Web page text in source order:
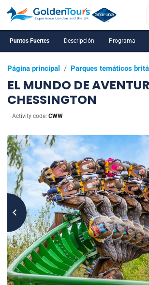
Página principal / Parques temáticos
EL MUNDO DE
CHESSINGTON
Activity code: CWW
Puntos Fuertes Descripción Programa